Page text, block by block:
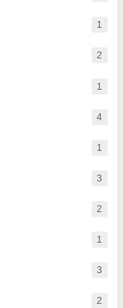
1
2
1
4
1
3
2
1
3
2